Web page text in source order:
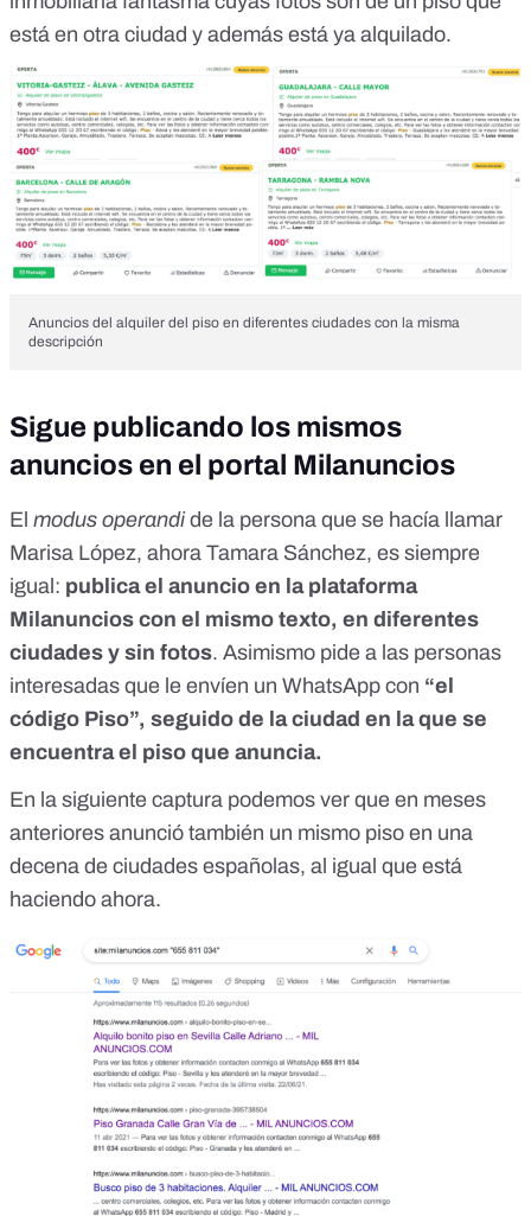
está en otra ciudad y además está ya alquilado.
Anuncios del alquiler del piso en diferentes ciudades con la misma
descripción
Sigue publicando los mismos
anuncios en el portal Milanuncios
El modus operandide la persona que se hacía llamar
Marisa López, ahora Tamara Sánchez, es siempre
igual: publica el anuncio en la plataforma
Milanuncios con el mismo texto, en diferentes
ciudades y sin fotos. Asimismo pide a las personas
interesadas que le envíen un WhatsApp con “el
código Piso”, seguido de la ciudad en la que se
encuentra el piso que anuncia.
En la siguiente captura podemos ver que en meses
anteriores anunció también un mismo piso en una
decena de ciudades españolas, al igual que está
haciendo ahora.